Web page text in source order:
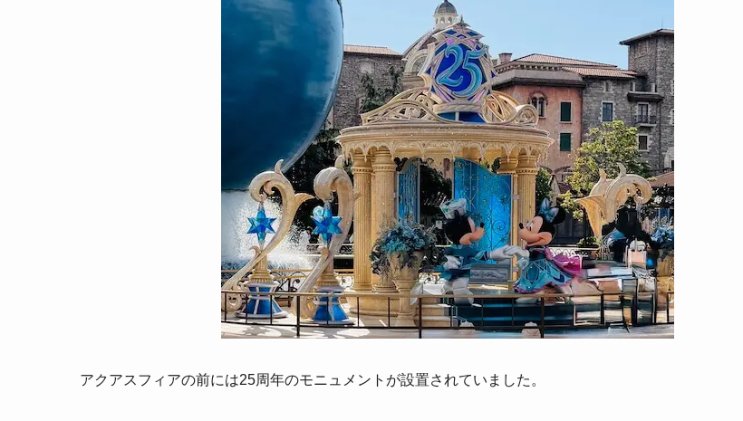
アクアスフィアの前には25周年のモニュメントが設置されていました。